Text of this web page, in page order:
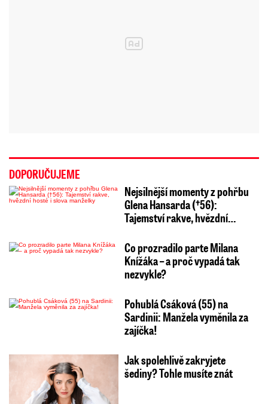
DOPORUČUJEME
Nejsilnější momenty z pohřbu
Glena Hansarda (†56):
Tajemství rakve, hvězdní…
Co prozradilo parte Milana
Knížáka – a proč vypadá tak
nezvykle?
Pohublá Csáková (55) na
Sardinii: Manžela vyměnila za
zajíčka!
Jak spolehlivě zakryjete
šediny? Tohle musíte znát